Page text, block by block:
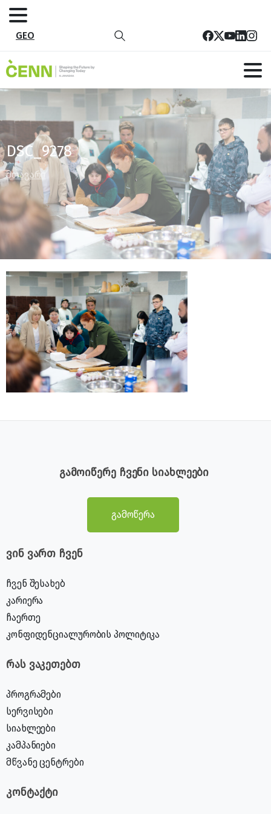
GEO
DSC_9278
მთავარი
გამოიწერე ჩვენი სიახლეები
გამოწერა
ვინ ვართ ჩვენ
ჩვენ შესახებ
კარიერა
ჩაერთე
კონფიდენციალურობის პოლიტიკა
რას ვაკეთებთ
პროგრამები
სერვისები
სიახლეები
კამპანიები
მწვანე ცენტრები
კონტაქტი